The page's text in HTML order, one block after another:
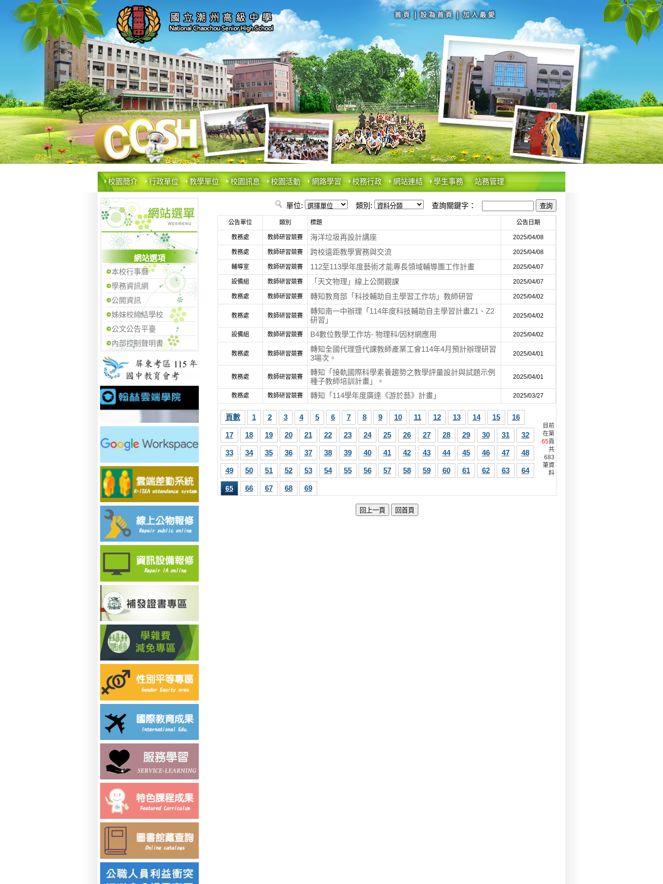
校園簡介 行政單位 教學單位 校園訊息 校園活動 網路學習 校務行政 網站連結 學生事務 站務管理
網站選項
本校行事曆
學務資訊網
公開資訊
姊妹校締結學校
公文公告平臺
內部控制聲明書
單位: 類別: 查詢關鍵字：
公告單位 類別 標題 公告日期
教務處 教師研習競賽 海洋垃圾再設計講座 2025/04/08
教務處 教師研習競賽 跨校遠距教學實務與交流 2025/04/08
輔導室 教師研習競賽 112至113學年度藝術才能專長領域輔導團工作計畫 2025/04/07
設備組 教師研習競賽 「天文物理」線上公開觀課 2025/04/07
教務處 教師研習競賽 轉知教育部「科技輔助自主學習工作坊」教師研習 2025/04/02
教務處 教師研習競賽
轉知南一中辦理「114年度科技輔助自主學習計畫Z1、Z2
研習」
2025/04/02
設備組 教師研習競賽 B4數位教學工作坊- 物理科/因材網應用 2025/04/02
教務處 教師研習競賽
轉知全國代理暨代課教師產業工會114年4月預計辦理研習
3場次。
2025/04/01
教務處 教師研習競賽
轉知「接軌國際科學素養趨勢之教學評量設計與試題示例
種子教師培訓計畫」。
2025/04/01
教務處 教師研習競賽 轉知「114學年度廣達《游於藝》計畫」 2025/03/27
頁數 1 2 3 4 5 6 7 8 9 10 11 12 13 14 15 16
17 18 19 20 21 22 23 24 25 26 27 28 29 30 31 32
33 34 35 36 37 38 39 40 41 42 43 44 45 46 47 48
49 50 51 52 53 54 55 56 57 58 59 60 61 62 63 64
65 66 67 68 69
目前
在第
65頁
共
683
筆資
料